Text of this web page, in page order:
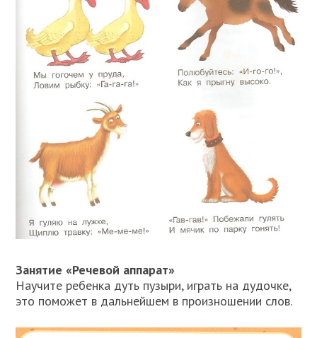
Занятие «Речевой аппарат»
Научите ребенка дуть пузыри, играть на дудочке,
это поможет в дальнейшем в произношении слов.